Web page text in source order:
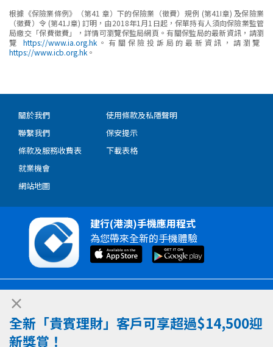
根據《保險業條例》（第41 章）下的保險業（徵費）規例 (第41I章) 及保險業
（徵費）令 (第41J章) 訂明，由2018年1月1日起，保單持有人須向保險業監管
局繳交「保費徵費」，詳情可瀏覽保監局網頁。有關保監局的最新資訊，請瀏
覽 https://www.ia.org.hk。有關保險投訴局的最新資訊，請瀏覽
https://www.icb.org.hk 。
×
全新「貴賓理財」客戶可享超過$14,500迎
新獎賞！
關於我們
聯繫我們
條款及服務收費表
就業機會
網站地圖
使用條款及私隱聲明
保安提示
下載表格
建行(港澳)手機應用程式
為您帶來全新的手機體驗